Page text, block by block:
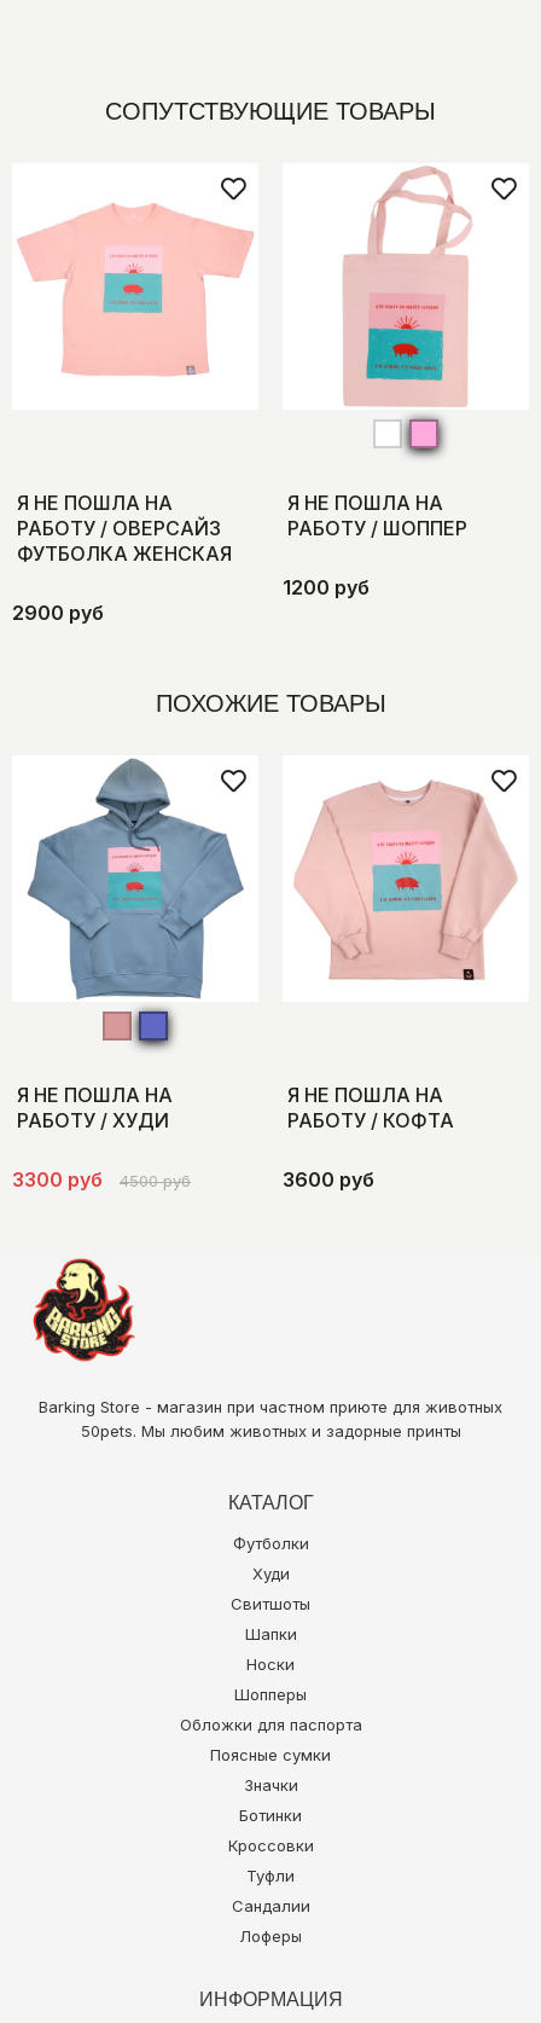
СОПУТСТВУЮЩИЕ ТОВАРЫ
Я НЕ ПОШЛА НА
РАБОТУ / ОВЕРСАЙЗ
ФУТБОЛКА ЖЕНСКАЯ
2900 руб
Я НЕ ПОШЛА НА
РАБОТУ / ШОППЕР
1200 руб
ПОХОЖИЕ ТОВАРЫ
Я НЕ ПОШЛА НА
РАБОТУ / ХУДИ
3300 руб 4500 руб
Я НЕ ПОШЛА НА
РАБОТУ / КОФТА
3600 руб
Barking Store - магазин при частном приюте для животных
50pets. Мы любим животных и задорные принты
КАТАЛОГ
Футболки
Худи
Свитшоты
Шапки
Носки
Шопперы
Обложки для паспорта
Поясные сумки
Значки
Ботинки
Кроссовки
Туфли
Сандалии
Лоферы
ИНФОРМАЦИЯ